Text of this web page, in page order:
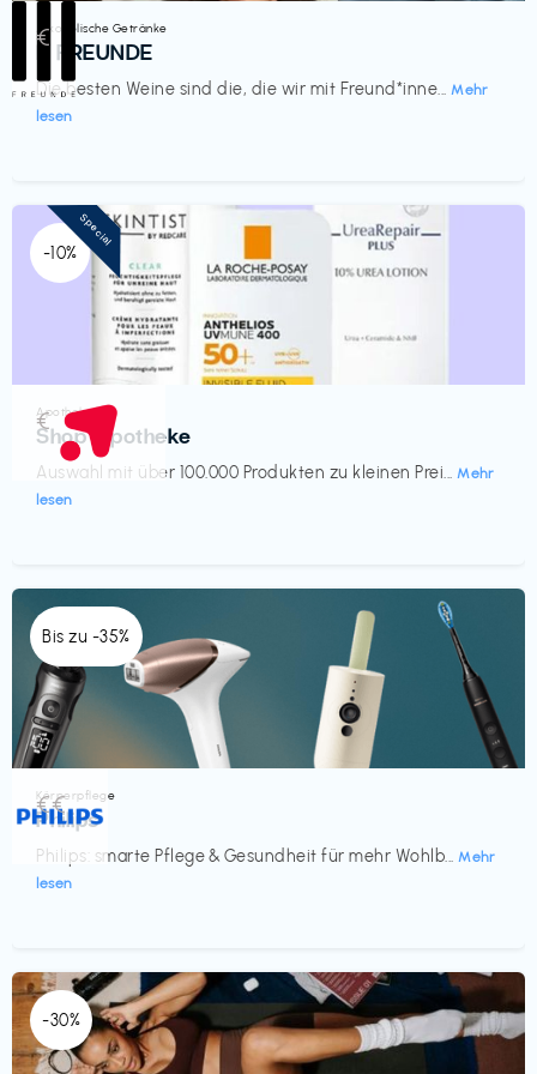
Alkoholische Getränke
III FREUNDE
Die besten Weine sind die, die wir mit Freund*inne... Mehr
lesen
€‎
-10%
Apotheke
Shop Apotheke
Auswahl mit über 100.000 Produkten zu kleinen Prei... Mehr
lesen
€‎
Special
Bis zu -35%
Körperpflege
Philips
Philips: smarte Pflege & Gesundheit für mehr Wohlb... Mehr
lesen
€€‎
-30%